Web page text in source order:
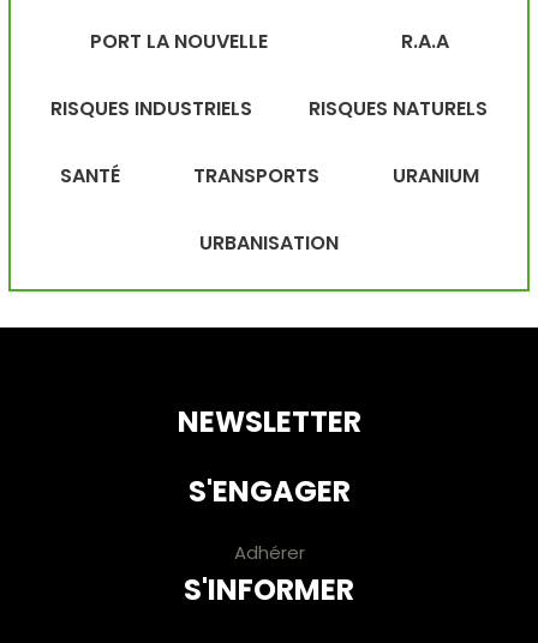
PORT LA NOUVELLE R.A.A
RISQUES INDUSTRIELS RISQUES NATURELS
SANTÉ TRANSPORTS URANIUM
URBANISATION
NEWSLETTER
S'ENGAGER
Adhérer
S'INFORMER